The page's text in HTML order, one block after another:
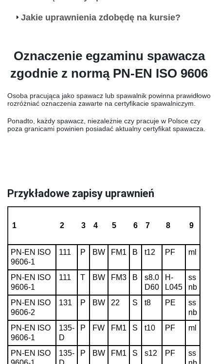
Jakie uprawnienia zdobędę na kursie?
Oznaczenie egzaminu spawacza
zgodnie z normą PN-EN ISO 9606
Osoba pracująca jako spawacz lub spawalnik powinna prawidłowo
rozróżniać oznaczenia zawarte na certyfikacie spawalniczym.
Ponadto, każdy spawacz, niezależnie czy pracuje w Polsce czy
poza granicami powinien posiadać aktualny certyfikat spawacza.
Przykładowe zapisy uprawnień
1 2 3 4 5 6 7 8 9
PN-EN ISO
9606-1
111 P BW FM1 B t12 PF ml
PN-EN ISO
9606-1
111 T BW FM3 B
s8.0
D60
H-
L045
ss
nb
PN-EN ISO
9606-2
131 P BW 22 S t8 PE
ss
nb
PN-EN ISO
9606-1
135-
D
P FW FM1 S t10 PF ml
PN-EN ISO
135-
P BW FM1 S s12 PF
ss